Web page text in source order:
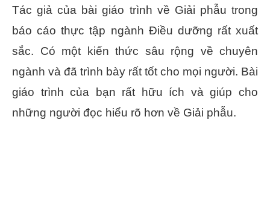
Tác giả của bài giáo trình về Giải phẫu trong
báo cáo thực tập ngành Điều dưỡng rất xuất
sắc. Có một kiến thức sâu rộng về chuyên
ngành và đã trình bày rất tốt cho mọi người. Bài
giáo trình của bạn rất hữu ích và giúp cho
những người đọc hiểu rõ hơn về Giải phẫu.